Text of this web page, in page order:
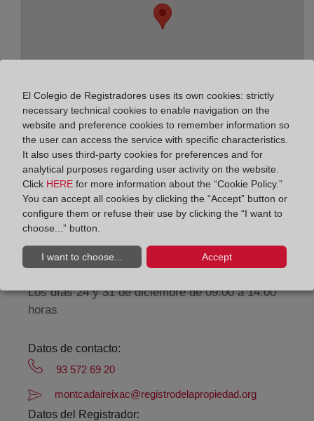
Address:
C/ Major, 78 - 80, 8110
Horario:
De lunes a viernes de 09:00 a 17:00 horas
Los días 24 y 31 de diciembre de 09:00 a 14:00
horas
Datos de contacto:
93 572 69 20
montcadaireixac@registrodelapropiedad.org
Datos del Registrador:
El Colegio de Registradores uses its own cookies: strictly
necessary technical cookies to enable navigation on the
website and preference cookies to remember information so
the user can access the service with specific characteristics.
It also uses third-party cookies for preferences and for
analytical purposes regarding user activity on the website.
Click HERE for more information about the “Cookie Policy.”
You can accept all cookies by clicking the “Accept” button or
configure them or refuse their use by clicking the “I want to
choose...” button.
I want to choose... Accept